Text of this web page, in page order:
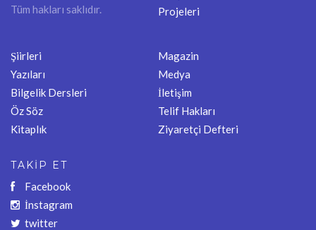
Tüm hakları saklıdır.
Projeleri
Şiirleri
Yazıları
Bilgelik Dersleri
Öz Söz
Kitaplık
Magazin
Medya
İletişim
Telif Hakları
Ziyaretçi Defteri
TAKİP ET
Facebook
İnstagram
twitter